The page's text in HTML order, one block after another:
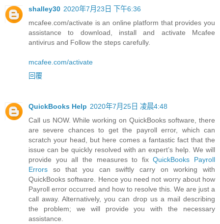
shalley30 2020年7月23日 下午6:36
mcafee.com/activate is an online platform that provides you
assistance to download, install and activate Mcafee
antivirus and Follow the steps carefully.
mcafee.com/activate
回覆
QuickBooks Help 2020年7月25日 凌晨4:48
Call us NOW. While working on QuickBooks software, there
are severe chances to get the payroll error, which can
scratch your head, but here comes a fantastic fact that the
issue can be quickly resolved with an expert’s help. We will
provide you all the measures to fixQuickBooks Payroll
Errors so that you can swiftly carry on working with
QuickBooks software. Hence you need not worry about how
Payroll error occurred and how to resolve this. We are just a
call away. Alternatively, you can drop us a mail describing
the problem; we will provide you with the necessary
assistance.